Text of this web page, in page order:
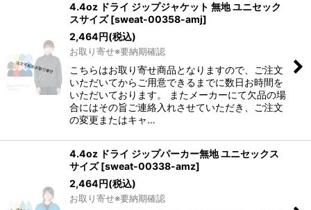
並び順 :
絞り込む
4.4oz ドライ ジップジャケット 無地 ユニセック
スサイズ [sweat-00358-amj]
2,464円(税込)
お取り寄せ※要納期確認
こちらはお取り寄せ商品となりますので、ご注文
いただいてからご用意できるまでに数日お時間を
いただいております。 またメーカーにて欠品の場
合にはその旨ご連絡入れさせていただき、ご注文
の変更またはキャ…
4.4oz ドライ ジップパーカー無地 ユニセックス
サイズ [sweat-00338-amz]
2,464円(税込)
お取り寄せ※要納期確認